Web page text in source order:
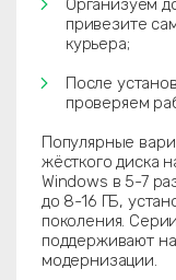
Организуем
привезите
курьера;
После
проверяем
Популярные
жёсткого диска
Windows в 5-7
до 8-16 ГБ,
поколения.
поддерживают
модернизации.